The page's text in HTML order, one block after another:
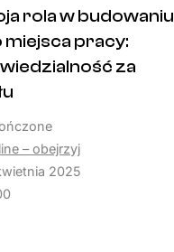
rola w budowaniu
pracy:
za
– obejrzyj
2025